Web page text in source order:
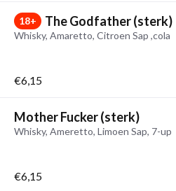
18+ The Godfather (sterk)
Whisky, Amaretto, Citroen Sap ,cola
€6,15
Mother Fucker (sterk)
Whisky, Ameretto, Limoen Sap, 7-up
€6,15